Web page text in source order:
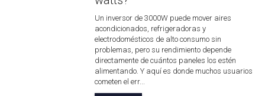
Un inversor de 3000W puede mover aires
acondicionados, refrigeradoras y
electrodomésticos de alto consumo sin
problemas, pero su rendimiento depende
directamente de cuántos paneles los estén
alimentando. Y aquí es donde muchos usuarios
cometen el err...